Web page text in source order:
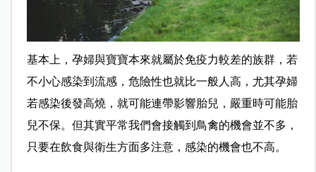
基本上，孕婦與寶寶本來就屬於免疫力較差的族群，若
不小心感染到流感，危險性也就比一般人高，尤其孕婦
若感染後發高燒，就可能連帶影響胎兒，嚴重時可能胎
兒不保。但其實平常我們會接觸到鳥禽的機會並不多，
只要在飲食與衛生方面多注意，感染的機會也不高。